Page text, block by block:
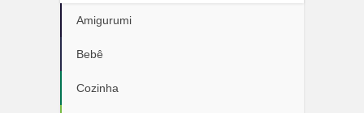
Amigurumi
Bebê
Cozinha